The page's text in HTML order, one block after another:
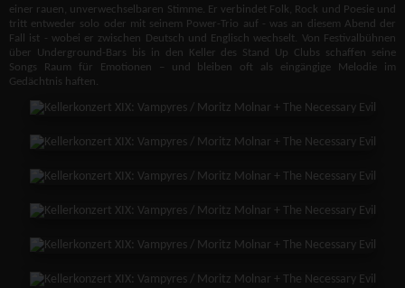
einer rauen, unverwechselbaren Stimme. Er verbindet Folk, Rock und Poesie und
tritt entweder solo oder mit seinem Power-Trio auf - was an diesem Abend der
Fall ist - wobei er zwischen Deutsch und Englisch wechselt. Von Festivalbühnen
über Underground-Bars bis in den Keller des Stand Up Clubs schaffen seine
Songs Raum für Emotionen – und bleiben oft als eingängige Melodie im
Gedächtnis haften.